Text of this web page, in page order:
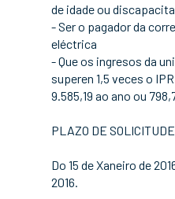
de idade ou
- Ser o pagador da
eléctrica
- Que os ingresos da
superen 1,5 veces o
9.585,19 ao ano ou
PLAZO DE
Do 15 de Xaneiro de
2016.